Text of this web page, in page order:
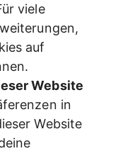
viele
auf
Website
in
Website